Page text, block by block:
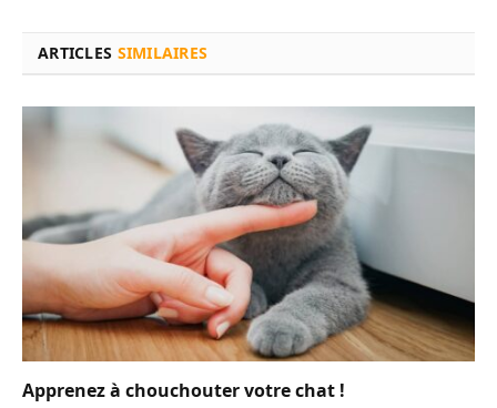
ARTICLES SIMILAIRES
Apprenez à chouchouter votre chat !